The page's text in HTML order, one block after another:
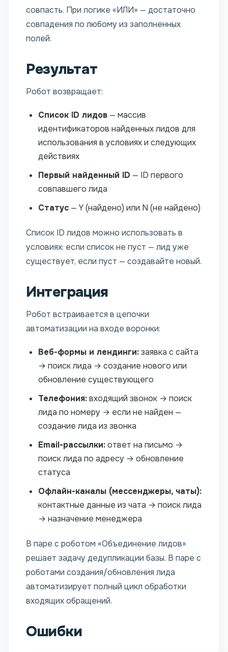
совпасть. При логике «ИЛИ» — достаточно
совпадения по любому из заполненных
полей.
Результат
Робот возвращает:
Список ID лидов — массив
идентификаторов найденных лидов для
использования в условиях и следующих
действиях
Первый найденный ID — ID первого
совпавшего лида
Статус — Y (найдено) или N (не найдено)
Список ID лидов можно использовать в
условиях: если список не пуст — лид уже
существует, если пуст — создавайте новый.
Интеграция
Робот встраивается в цепочки
автоматизации на входе воронки:
Веб-формы и лендинги:заявка с сайта
→ поиск лида → создание нового или
обновление существующего
Телефония:входящий звонок → поиск
лида по номеру → если не найден —
создание лида из звонка
Email-рассылки:ответ на письмо →
поиск лида по адресу → обновление
статуса
Офлайн-каналы (мессенджеры, чаты):
контактные данные из чата → поиск лида
→ назначение менеджера
В паре с роботом «Объединение лидов»
решает задачу дедупликации базы. В паре с
роботами создания/обновления лида
автоматизирует полный цикл обработки
входящих обращений.
Ошибки